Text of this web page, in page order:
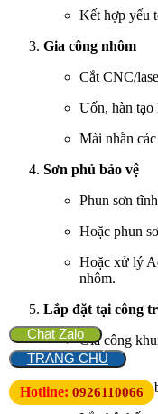
Kết hợp yếu
Gia công nhôm
Cắt CNC/
Uốn, hàn tạo
Mài nhẵn
Sơn phủ bảo vệ
Phun sơn
Hoặc phun
Hoặc xử lý
nhôm.
Lắp đặt tại công
Gia công
nhà).
Cố định chữ
Hotline: 0926110066
Chat Zalo
TRANG CHỦ